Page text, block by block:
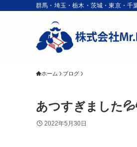
群馬・埼玉・栃木・茨城・東京・千
ホーム ブログ
あつすぎました
2022年5月30日